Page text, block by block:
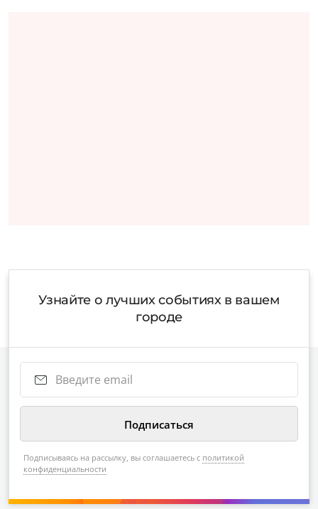
Узнайте о лучших событиях в вашем
городе
Подписываясь на рассылку, вы соглашаетесь с политикой
конфиденциальности